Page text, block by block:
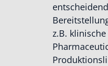
z.B.